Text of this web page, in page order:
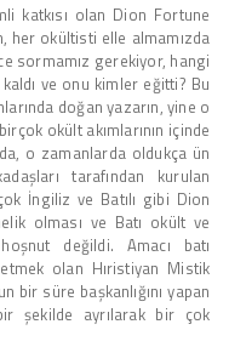
katkısı olan Dion Fortune
her okültisti elle almamızda
sormamız gerekiyor, hangi
ve onu kimler eğitti? Bu
doğan yazarın, yine o
okült akımlarının içinde
o zamanlarda oldukça ün
tarafından kurulan
İngiliz ve Batılı gibi Dion
olması ve Batı okült ve
değildi. Amacı batı
olan Hıristiyan Mistik
bir süre başkanlığını yapan
şekilde ayrılarak bir çok